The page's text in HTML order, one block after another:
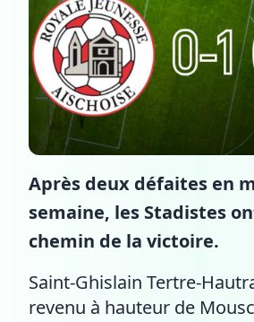
Après deux défaites en
semaine, les Stadistes
chemin de la victoire.
Saint-Ghislain Tertre-
revenu à hauteur de